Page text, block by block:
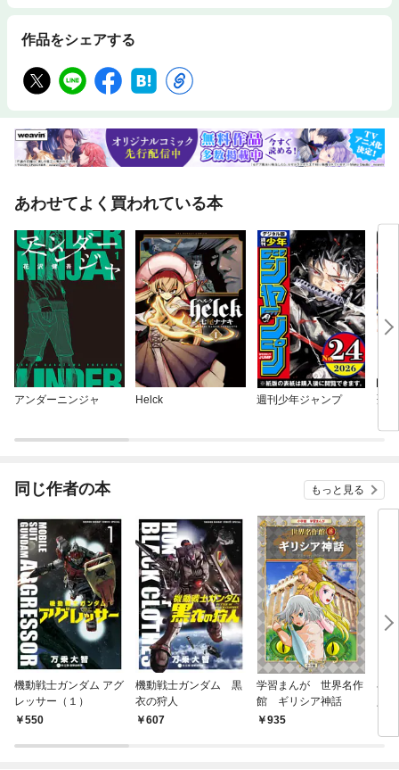
作品をシェアする
あわせてよく買われている本
アンダーニンジャ Helck 週刊少年ジャンプ 聖
同じ作者の本 もっと見る
機動戦士ガンダム アグ
レッサー（１）
550
機動戦士ガンダム 黒
衣の狩人
607
学習まんが 世界名作
館 ギリシア神話
935
小